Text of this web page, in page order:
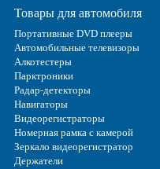
Товары для автомобиля
Портативные DVD плееры
Автомобильные телевизоры
Алкотестеры
Парктроники
Радар-детекторы
Навигаторы
Видеорегистраторы
Номерная рамка с камерой
Зеркало видеорегистратор
Держатели